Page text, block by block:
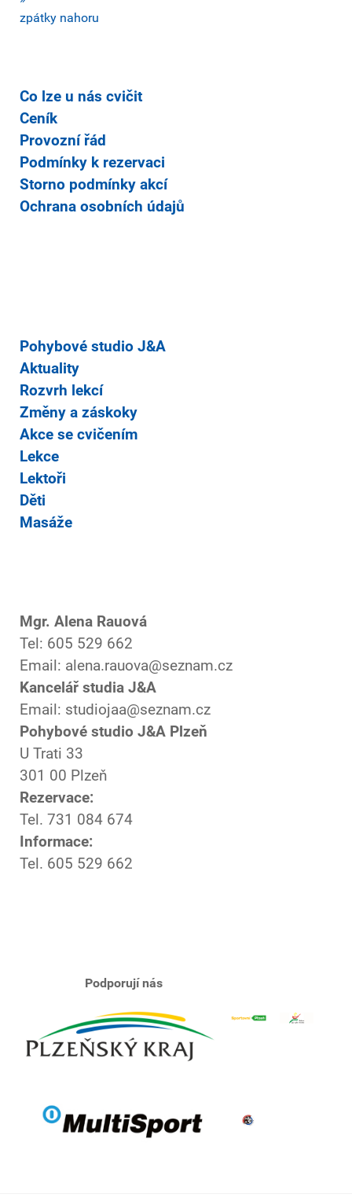
zpátky nahoru
Co lze u nás cvičit
Ceník
Provozní řád
Podmínky k rezervaci
Storno podmínky akcí
Ochrana osobních údajů
Pohybové studio J&A
Aktuality
Rozvrh lekcí
Změny a záskoky
Akce se cvičením
Lekce
Lektoři
Děti
Masáže
Mgr. Alena Rauová
Tel: 605 529 662
Email: alena.rauova@seznam.cz
Kancelář studia J&A
Email: studiojaa@seznam.cz
Pohybové studio J&A Plzeň
U Trati 33
301 00 Plzeň
Rezervace:
Tel. 731 084 674
Informace:
Tel. 605 529 662
Podporují nás